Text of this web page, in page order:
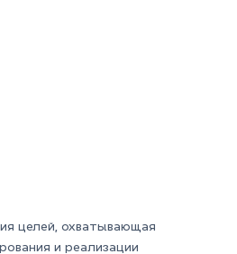
целей, охватывающая
и реализации